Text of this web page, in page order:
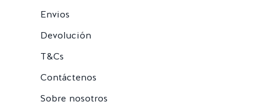
Envios
Devolución
T&Cs
Contáctenos
Sobre nosotros